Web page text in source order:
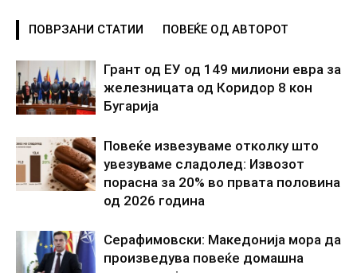
ПОВРЗАНИ СТАТИИ ПОВЕЌЕ ОД АВТОРОТ
Грант од ЕУ од 149 милиони евра за
железницата од Коридор 8 кон
Бугарија
Повеќе извезуваме отколку што
увезуваме сладолед: Извозот
порасна за 20% во првата половина
од 2026 година
Серафимовски: Македонија мора да
произведува повеќе домашна